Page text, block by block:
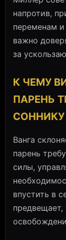
напротив,
переменам
важно
за
К ЧЕМУ
ПАРЕНЬ
СОННИКУ
Ванга
парень
силы,
впустить в
предвещает,